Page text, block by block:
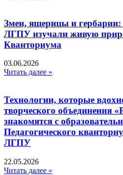
Змеи, ящерицы и гербарии:
ЛГПУ изучали живую
Кванториума
03.06.2026
Читать далее »
Технологии, которые
творческого объединения
знакомятся с
Педагогического
ЛГПУ
22.05.2026
Читать далее »